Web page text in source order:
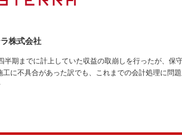
株式会社
半期までに計上していた収益の取崩しを行ったが、保
工に不具合があった訳でも、これまでの会計処理に問